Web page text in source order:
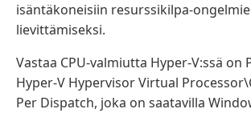
isäntäkoneisiin resurssikilpa-
lievittämiseksi.
Vastaa CPU-valmiutta Hyper-V:ssä on
Hyper-V Hypervisor Virtual
Per Dispatch, joka on saatavilla